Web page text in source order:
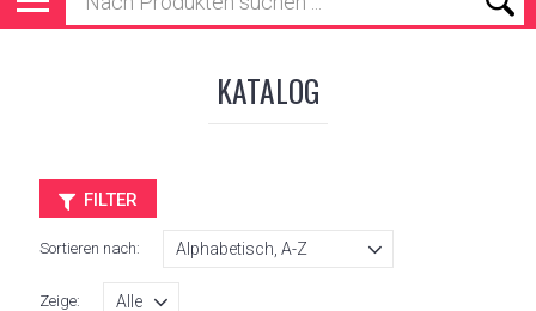
KATALOG
FILTER
Sortieren nach:
Zeige: